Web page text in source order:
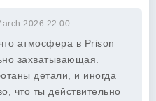
2026 22:00
атмосфера в Prison
захватывающая.
детали, и иногда
что ты действительно